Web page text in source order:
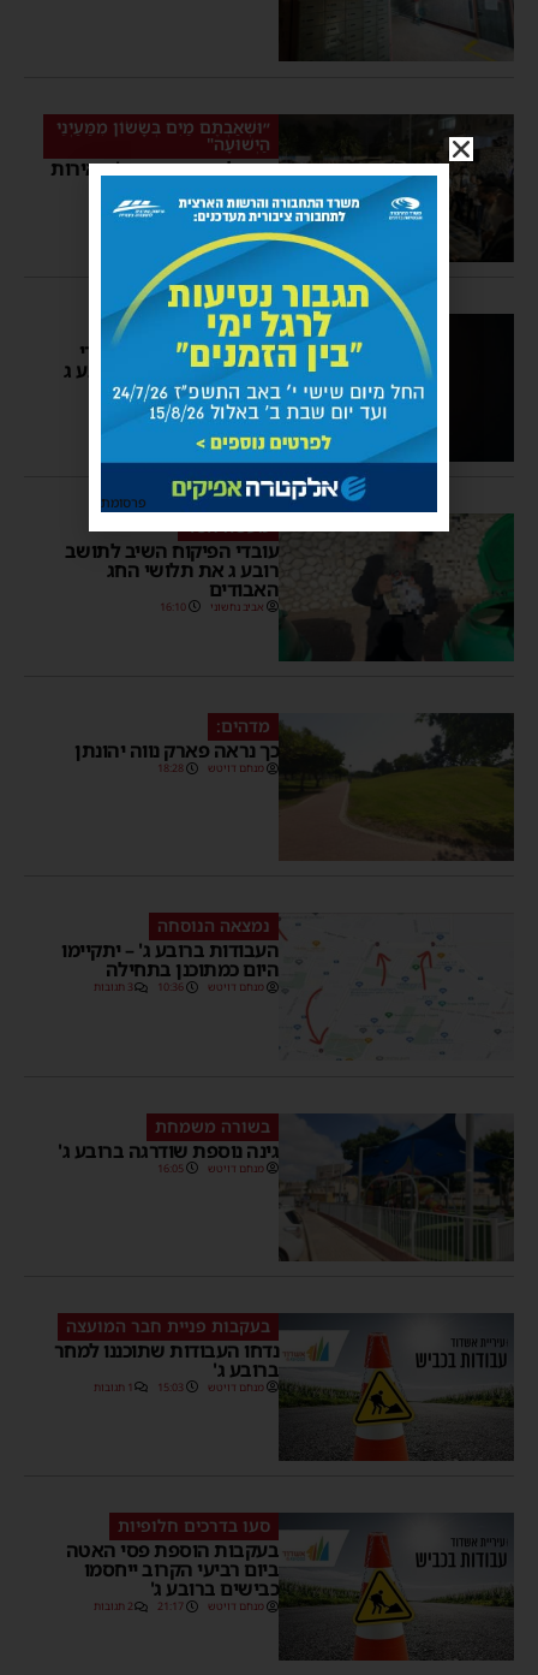
״וּשְׁאַבְתֶּם מַיִם בְּשָׂשׂוֹן מִמַּעַיְנֵי
הַיְשׁוּעָה"
והיו כל חצרות אזור ג' מאירות
מנחם דויטש 16:22
פלילי
שמיעת פיצוצים יתכן מירי
שאירע לפנות בוקר ברובע ג
אביב נחשוני 12:23
מעשה חסד
עובדי הפיקוח השיב לתושב
רובע ג את תלושי החג
האבודים
אביב נחשוני 16:10
מדהים:
כך נראה פארק נווה יהונתן
מנחם דויטש 18:28
נמצאה הנוסחה
העבודות ברובע ג' – יתקיימו
היום כמתוכנן בתחילה
מנחם דויטש 10:36 3 תגובות
בשורה משמחת
גינה נוספת שודרגה ברובע ג'
מנחם דויטש 16:05
בעקבות פניית חבר המועצה
נדחו העבודות שתוכננו למחר
ברובע ג'
מנחם דויטש 15:03 1 תגובות
סעו בדרכים חלופיות
בעקבות הוספת פסי האטה
ביום רביעי הקרוב ייחסמו
כבישים ברובע ג'
מנחם דויטש 21:17 2 תגובות
פרסומת